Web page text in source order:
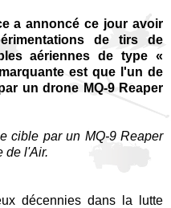
a annoncé ce jour avoir
de tirs de
aériennes de type «
est que l'un de
un drone MQ-9 Reaper
cible par un MQ-9 Reaper
de l'Air.
décennies dans la lutte